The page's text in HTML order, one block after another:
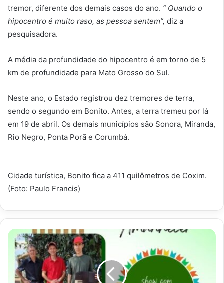
tremor, diferente dos demais casos do ano. “ Quando o
hipocentro é muito raso, as pessoa sentem”, diz a
pesquisadora.
A média da profundidade do hipocentro é em torno de 5
km de profundidade para Mato Grosso do Sul.
Neste ano, o Estado registrou dez tremores de terra,
sendo o segundo em Bonito. Antes, a terra tremeu por lá
em 19 de abril. Os demais municípios são Sonora, Miranda,
Rio Negro, Ponta Porã e Corumbá.
Cidade turística, Bonito fica a 411 quilômetros de Coxim.
(Foto: Paulo Francis)